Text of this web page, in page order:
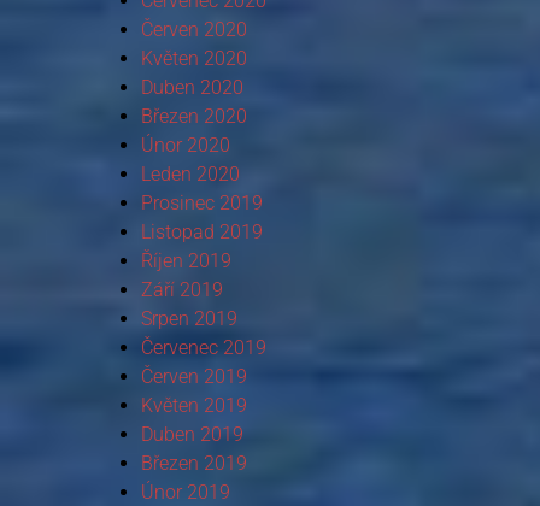
Červen 2020
Květen 2020
Duben 2020
Březen 2020
Únor 2020
Leden 2020
Prosinec 2019
Listopad 2019
Říjen 2019
Září 2019
Srpen 2019
Červenec 2019
Červen 2019
Květen 2019
Duben 2019
Březen 2019
Únor 2019